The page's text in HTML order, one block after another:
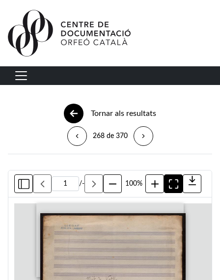
Vés al contingut
Navegació principal
Tornar als resultats
268 de 370
/- 100%